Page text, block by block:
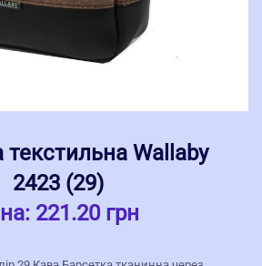
текстильна Wallaby
2423 (29)
221.20 грн